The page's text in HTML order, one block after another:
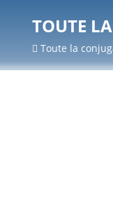
TOUTE
Toute la